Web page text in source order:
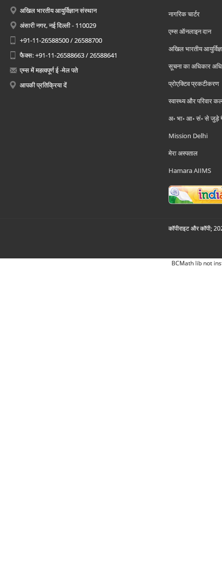
अखिल भारतीय आयुर्विज्ञान संस्थान
अंसारी नगर, नई दिल्ली - 110029
+91-11-26588500 / 26588700
फैक्स: +91-11-26588663 / 26588641
एम्स में महत्वपूर्ण ई -मेल पते
आपकी प्रतिक्रिया दें
नागरिक चार्टर
एम्स ऑनलाइन दान
अखिल भारतीय
सूचना का अधिकार
प्रोएक्टिव प्रकटीकरण
स्वास्थ्य और परिवार
अ॰ भा॰ आ॰ सं॰ से जुड़े
Mission Delhi
मेरा अस्पताल
Hamara AIIMS
कॉपीराइट और कॉपी;
BCMath lib not